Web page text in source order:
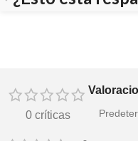
0 críticas